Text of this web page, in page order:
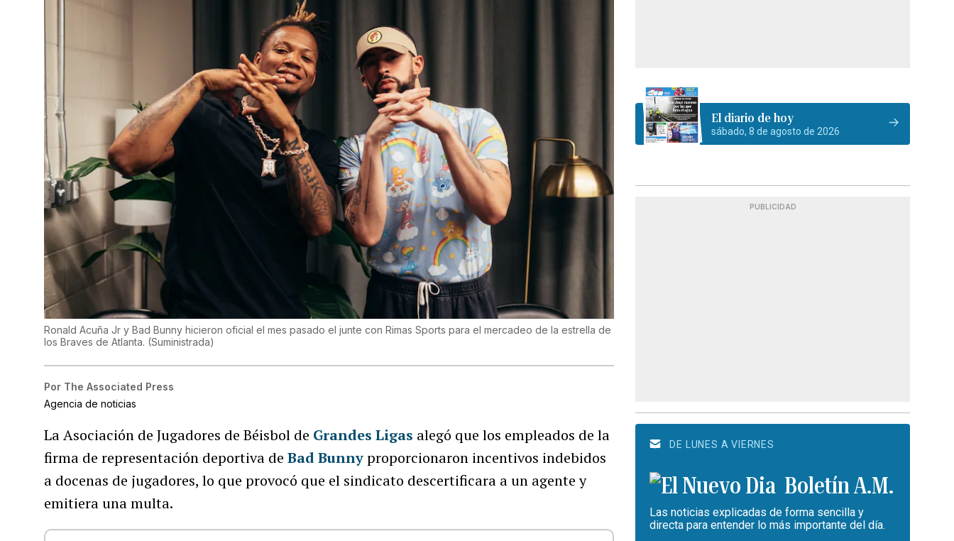
Ronald Acuña Jr y Bad Bunny hicieron oficial el mes pasado el junte con Rimas Sports para el mercadeo de la estrella de
los Braves de Atlanta. (Suministrada)
Por The Associated Press
Agencia de noticias
La Asociación de Jugadores de Béisbol de Grandes Ligas alegó que los empleados de la
firma de representación deportiva de Bad Bunnyproporcionaron incentivos indebidos
a docenas de jugadores, lo que provocó que el sindicato descertificara a un agente y
emitiera una multa.
El diario de hoy
sábado, 8 de agosto de 2026
PUBLICIDAD
DE LUNES A VIERNES
Boletín A.M.
Las noticias explicadas de forma sencilla y
directa para entender lo más importante del día.